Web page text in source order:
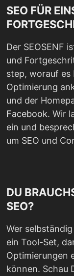
SEO FÜR
Der SEOSENF
und
step, worauf es
Optimierung
und der
Facebook. Wir
ein und
um SEO und
DU
SEO?
Wer
ein Tool-Set,
Optimierungen
können. Schau